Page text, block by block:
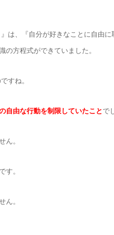
は、『自分が好きなことに自由に
の方程式ができていました。
すね。
自由な行動を制限していたこと で
ん。
す。
ん。